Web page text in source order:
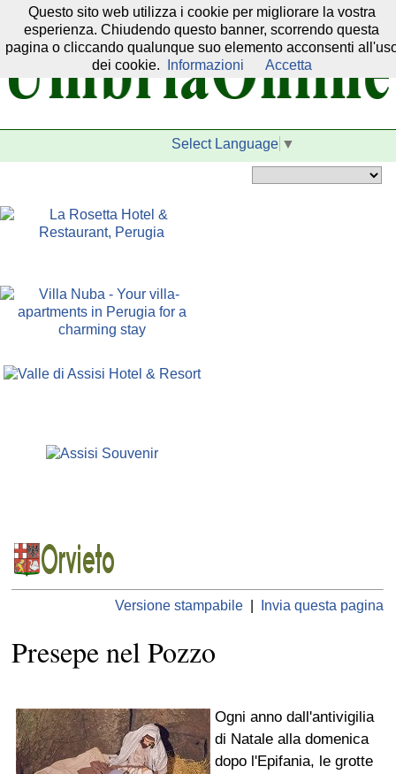
Il nostro network:
Select Language ▼
Versione stampabile Invia questa pagina
Presepe nel Pozzo
Ogni anno dall'antivigilia
di Natale alla domenica
dopo l'Epifania, le grotte
Questo sito web utilizza i cookie per migliorare la vostra
esperienza. Chiudendo questo banner, scorrendo questa
pagina o cliccando qualunque suo elemento acconsenti
dei cookie.
Informazioni Accetta